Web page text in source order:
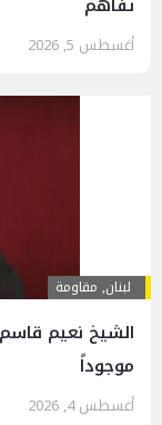
أغسطس 5, 2026
لبنان, مقاومة
الشيخ نعيم
موجوداً
أغسطس 4, 2026